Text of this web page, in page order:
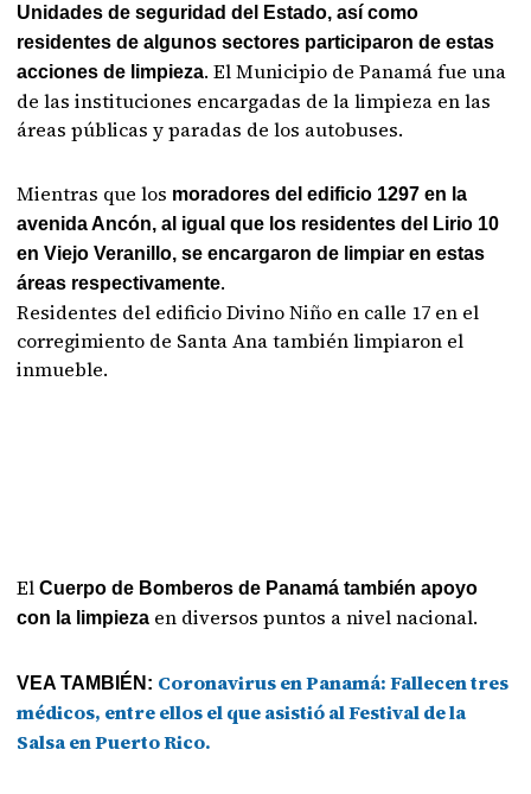
Unidades de seguridad del Estado, así como
residentes de algunos sectores participaron de estas
acciones de limpieza. El Municipio de Panamá fue una
de las instituciones encargadas de la limpieza en las
áreas públicas y paradas de los autobuses.
Mientras que los moradores del edificio 1297 en la
avenida Ancón, al igual que los residentes del Lirio 10
en Viejo Veranillo, se encargaron de limpiar en estas
áreas respectivamente.
Residentes del edificio Divino Niño en calle 17 en el
corregimiento de Santa Ana también limpiaron el
inmueble.
ElCuerpo de Bomberos de Panamá también apoyo
con la limpieza en diversos puntos a nivel nacional.
VEA TAMBIÉN: Coronavirus en Panamá: Fallecen tres
médicos, entre ellos el que asistió al Festival de la
Salsa en Puerto Rico.